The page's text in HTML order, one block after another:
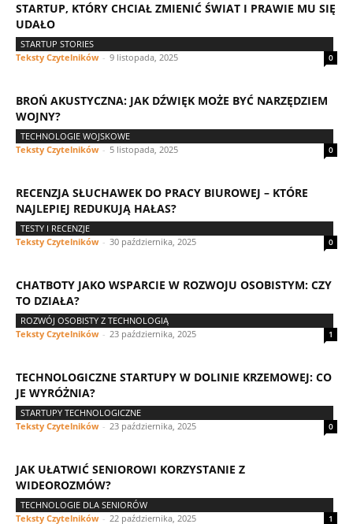
STARTUP, KTÓRY CHCIAŁ ZMIENIĆ ŚWIAT I PRAWIE MU SIĘ
UDAŁO
STARTUP STORIES
Teksty Czytelników - 9 listopada, 2025 0
BROŃ AKUSTYCZNA: JAK DŹWIĘK MOŻE BYĆ NARZĘDZIEM
WOJNY?
TECHNOLOGIE WOJSKOWE
Teksty Czytelników - 5 listopada, 2025 0
RECENZJA SŁUCHAWEK DO PRACY BIUROWEJ – KTÓRE
NAJLEPIEJ REDUKUJĄ HAŁAS?
TESTY I RECENZJE
Teksty Czytelników - 30 października, 2025 0
CHATBOTY JAKO WSPARCIE W ROZWOJU OSOBISTYM: CZY
TO DZIAŁA?
ROZWÓJ OSOBISTY Z TECHNOLOGIĄ
Teksty Czytelników - 23 października, 2025 1
TECHNOLOGICZNE STARTUPY W DOLINIE KRZEMOWEJ: CO
JE WYRÓŻNIA?
STARTUPY TECHNOLOGICZNE
Teksty Czytelników - 23 października, 2025 0
JAK UŁATWIĆ SENIOROWI KORZYSTANIE Z
WIDEOROZMÓW?
TECHNOLOGIE DLA SENIORÓW
Teksty Czytelników - 22 października, 2025 1